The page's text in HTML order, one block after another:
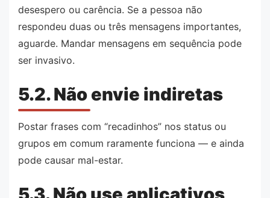
desespero ou carência. Se a pessoa não
respondeu duas ou três mensagens importantes,
aguarde. Mandar mensagens em sequência pode
ser invasivo.
5.2. Não envie indiretas
Postar frases com “recadinhos” nos status ou
grupos em comum raramente funciona — e ainda
pode causar mal-estar.